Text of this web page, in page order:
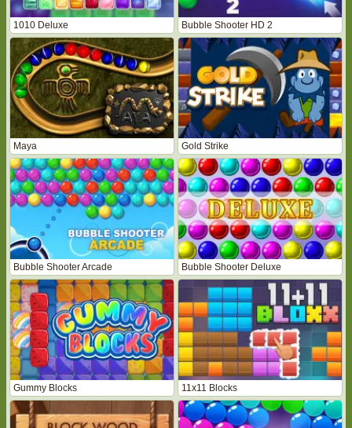
1010 Deluxe Bubble Shooter HD 2
Maya Gold Strike
Bubble Shooter Arcade Bubble Shooter Deluxe
Gummy Blocks 11x11 Blocks